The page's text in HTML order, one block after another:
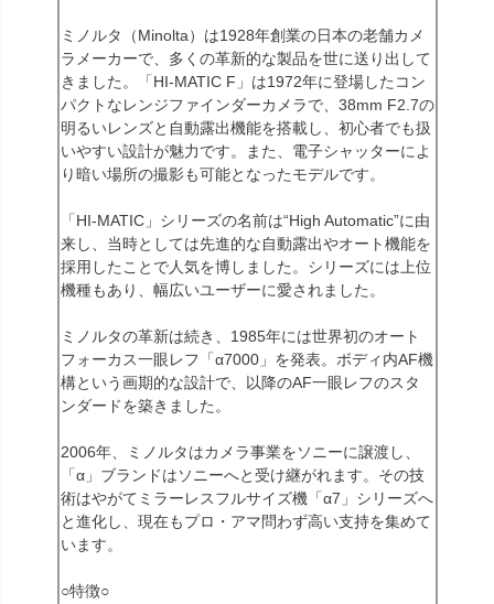
ミノルタ（Minolta）は1928年創業の日本の老舗カメ
ラメーカーで、多くの革新的な製品を世に送り出して
きました。「HI-MATIC F」は1972年に登場したコン
パクトなレンジファインダーカメラで、38mm F2.7の
明るいレンズと自動露出機能を搭載し、初心者でも扱
いやすい設計が魅力です。また、電子シャッターによ
り暗い場所の撮影も可能となったモデルです。
「HI-MATIC」シリーズの名前は“High Automatic”に由
来し、当時としては先進的な自動露出やオート機能を
採用したことで人気を博しました。シリーズには上位
機種もあり、幅広いユーザーに愛されました。
ミノルタの革新は続き、1985年には世界初のオート
フォーカス一眼レフ「α7000」を発表。ボディ内AF機
構という画期的な設計で、以降のAF一眼レフのスタ
ンダードを築きました。
2006年、ミノルタはカメラ事業をソニーに譲渡し、
「α」ブランドはソニーへと受け継がれます。その技
術はやがてミラーレスフルサイズ機「α7」シリーズへ
と進化し、現在もプロ・アマ問わず高い支持を集めて
います。
○特徴○